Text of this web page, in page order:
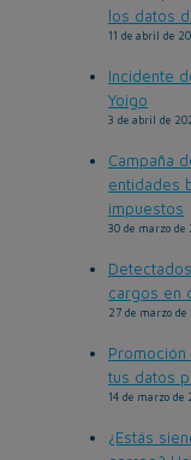
los datos
11 de abril de
Incidente
Yoigo
3 de abril de
Campaña
entidades
impuestos
30 de marzo de
cargos en
27 de marzo de
tus datos
14 de marzo de
¿Estás